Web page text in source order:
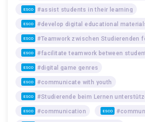
ESCO #assist students in their learning
ESCO #develop digital educational
ESCO #Teamwork zwischen Studierenden
ESCO #facilitate teamwork between
ESCO #digital game genres
ESCO #communicate with youth
ESCO #Studierende beim Lernen
ESCO #communication ESCO